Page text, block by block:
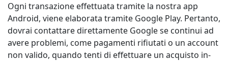
Ogni transazione effettuata tramite la nostra app
Android, viene elaborata tramite Google Play. Pertanto,
dovrai contattare direttamente Google se continui ad
avere problemi, come pagamenti rifiutati o un account
non valido, quando tenti di effettuare un acquisto in-